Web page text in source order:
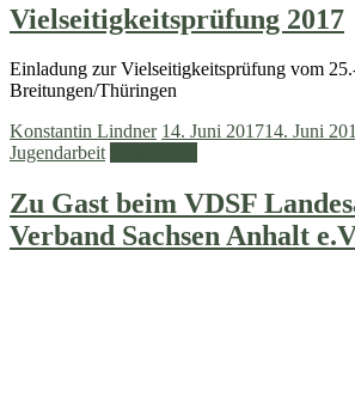
Vielseitigkeitsprüfung 2017
Einladung zur Vielseitigkeitsprüfung vom
Breitungen/Thüringen
Konstantin Lindner 14. Juni 201714. Juni
Jugendarbeit
Zu Gast beim VDSF
Verband Sachsen Anhalt